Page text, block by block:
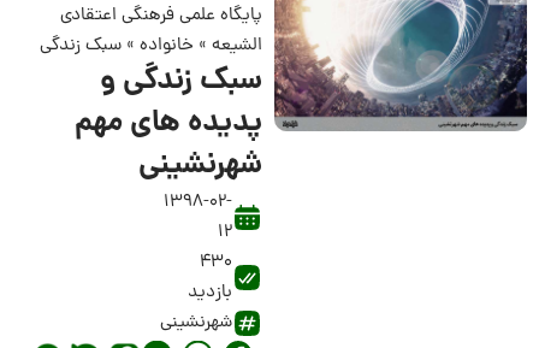
پایگاه علمی فرهنگی اعتقادی
الشیعه» خانواده» سبک زندگی
سبک زندگی و
پدیده های مهم
شهرنشینی
1398-02-
12
430
بازدید
شهرنشینی